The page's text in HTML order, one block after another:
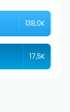
138,0K
17,5K